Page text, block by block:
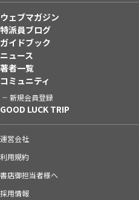
ウェブマガジン
特派員ブログ
ガイドブック
ニュース
著者一覧
コミュニティ
新規会員登録
GOOD LUCK TRIP
運営会社
利用規約
書店御担当者様へ
採用情報